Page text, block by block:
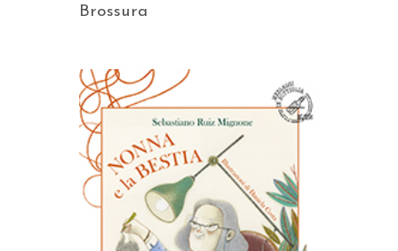
Brossura
AGGIUNGI AL CARRELLO